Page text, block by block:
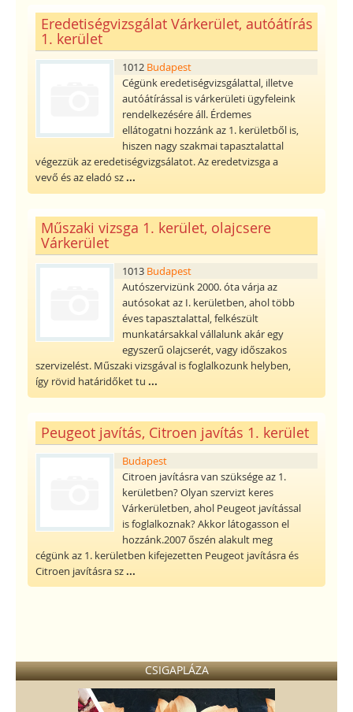
Eredetiségvizsgálat Várkerület, autóátírás
1. kerület
1012 Budapest
Cégünk eredetiségvizsgálattal, illetve
autóátírással is várkerületi ügyfeleink
rendelkezésére áll. Érdemes
ellátogatni hozzánk az 1. kerületből is,
hiszen nagy szakmai tapasztalattal
végezzük az eredetiségvizgsálatot. Az eredetvizsga a
vevő és az eladó sz...
Műszaki vizsga 1. kerület, olajcsere
Várkerület
1013 Budapest
Autószervizünk 2000. óta várja az
autósokat az I. kerületben, ahol több
éves tapasztalattal, felkészült
munkatársakkal vállalunk akár egy
egyszerű olajcserét, vagy időszakos
szervizelést. Műszaki vizsgával is foglalkozunk helyben,
így rövid határidőket tu...
Peugeot javítás, Citroen javítás 1. kerület
Budapest
Citroen javításra van szüksége az 1.
kerületben? Olyan szervizt keres
Várkerületben, ahol Peugeot javítással
is foglalkoznak? Akkor látogasson el
hozzánk.2007 őszén alakult meg
cégünk az 1. kerületben kifejezetten Peugeot javításra és
Citroen javításra sz...
CSIGAPLÁZA